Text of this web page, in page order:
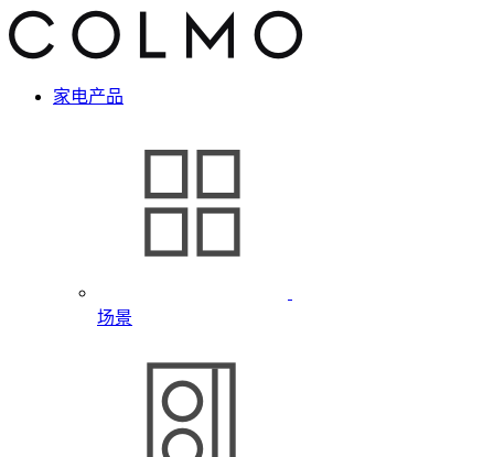
家电产品
场景